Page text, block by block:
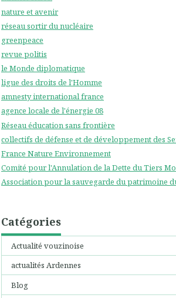
nature et avenir
réseau sortir du nucléaire
greenpeace
revue politis
le Monde diplomatique
ligue des droits de l'Homme
amnesty international france
agence locale de l'énergie 08
Réseau éducation sans frontière
collectifs de défense et de développement des
France Nature Environnement
Comité pour l'Annulation de la Dette du Tiers
Association pour la sauvegarde du patrimoine
Catégories
Actualité vouzinoise
actualités Ardennes
Blog